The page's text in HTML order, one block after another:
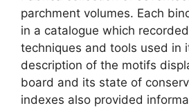
parchment volumes. Each
in a catalogue which
techniques and tools used in
description of the motifs
board and its state of
indexes also provided